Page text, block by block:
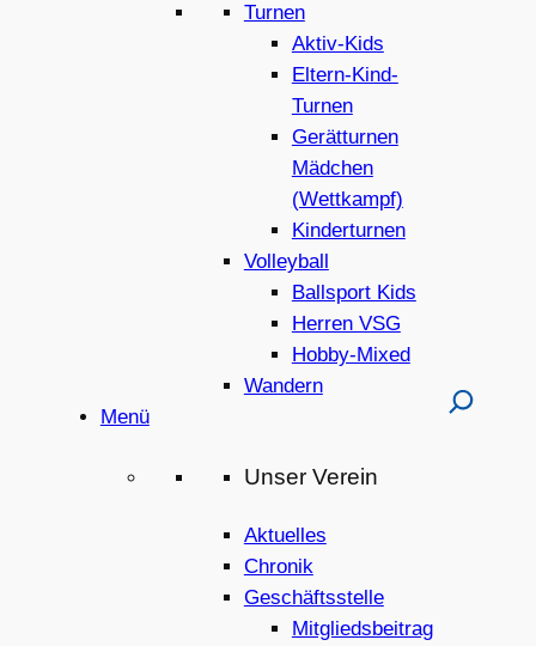
Turnen
Aktiv-Kids
Eltern-Kind-
Turnen
Gerätturnen
Mädchen
(Wettkampf)
Kinderturnen
Volleyball
Ballsport Kids
Herren VSG
Hobby-Mixed
Wandern
Menü
Unser Verein
Aktuelles
Chronik
Geschäftsstelle
Mitgliedsbeitrag